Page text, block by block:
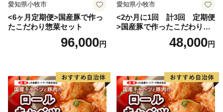
愛知県小牧市
<6ヶ月定期便>国産豚で作っ
たこだわり惣菜セット
96,000円
愛知県小牧市
<2か月に1回 計3回 定期便
>国産豚で作ったこだわり惣
48,000円